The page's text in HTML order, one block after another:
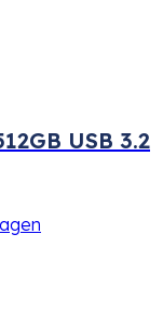
USB 3.2